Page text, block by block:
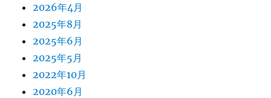
2026年4月
2025年8月
2025年6月
2025年5月
2022年10月
2020年6月